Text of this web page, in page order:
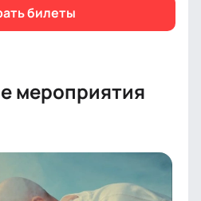
билеты
мероприятия